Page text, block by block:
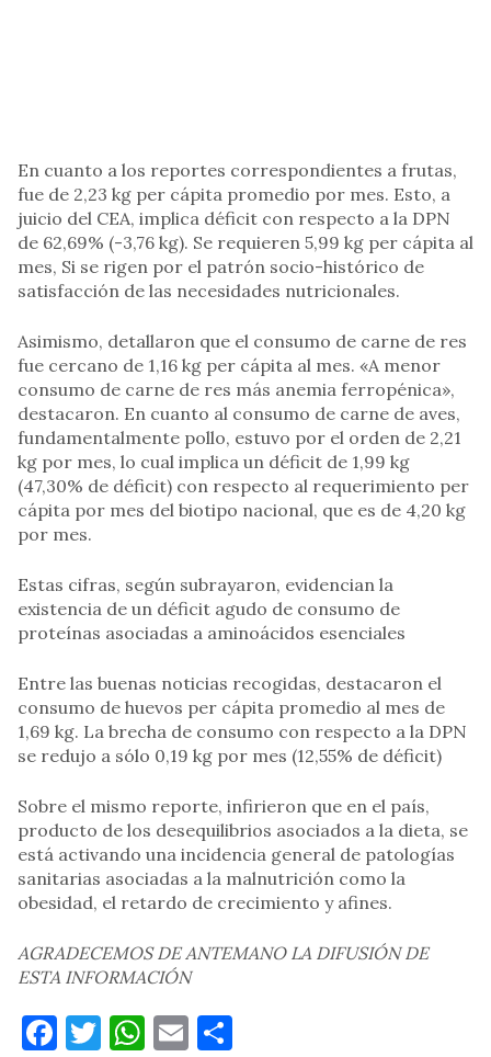
En cuanto a los reportes correspondientes a frutas,
fue de 2,23 kg per cápita promedio por mes. Esto, a
juicio del CEA, implica déficit con respecto a la DPN
de 62,69% (-3,76 kg). Se requieren 5,99 kg per cápita al
mes, Si se rigen por el patrón socio-histórico de
satisfacción de las necesidades nutricionales.
Asimismo, detallaron que el consumo de carne de res
fue cercano de 1,16 kg per cápita al mes. «A menor
consumo de carne de res más anemia ferropénica»,
destacaron. En cuanto al consumo de carne de aves,
fundamentalmente pollo, estuvo por el orden de 2,21
kg por mes, lo cual implica un déficit de 1,99 kg
(47,30% de déficit) con respecto al requerimiento per
cápita por mes del biotipo nacional, que es de 4,20 kg
por mes.
Estas cifras, según subrayaron, evidencian la
existencia de un déficit agudo de consumo de
proteínas asociadas a aminoácidos esenciales
Entre las buenas noticias recogidas, destacaron el
consumo de huevos per cápita promedio al mes de
1,69 kg. La brecha de consumo con respecto a la DPN
se redujo a sólo 0,19 kg por mes (12,55% de déficit)
Sobre el mismo reporte, infirieron que en el país,
producto de los desequilibrios asociados a la dieta, se
está activando una incidencia general de patologías
sanitarias asociadas a la malnutrición como la
obesidad, el retardo de crecimiento y afines.
AGRADECEMOS DE ANTEMANO LA DIFUSIÓN DE
ESTA INFORMACIÓN
Facebook
Twitter
WhatsApp
Email